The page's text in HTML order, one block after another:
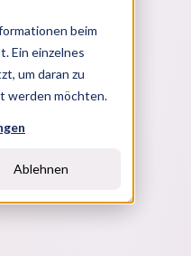
beim
Ein einzelnes
um daran zu
werden möchten.
Ablehnen